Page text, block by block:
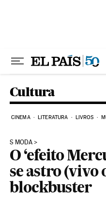
Cultura
CINEMA LITERATURA LIVROS
S MODA
O ‘efeito
se astro (vivo
blockbuster